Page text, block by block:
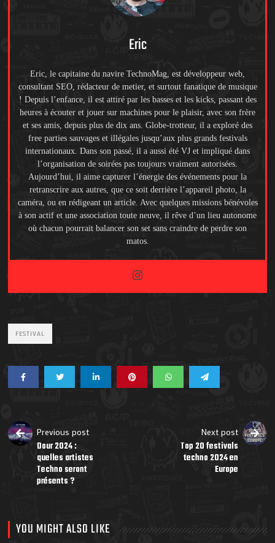
Eric
Eric, le capitaine du navire TechnoMag, est développeur web,
consultant SEO, rédacteur de metier, et surtout fanatique de musique
! Depuis l’enfance, il est attiré par les basses et les kicks, passant des
heures à écouter et jouer sur machines pour le plaisir, avec son frère
et ses amis, depuis plus de dix ans. Globe-trotteur, il a exploré des
free parties sauvages et illégales jusqu’aux plus grands festivals
internationaux. Dans son passé, il a aussi été VJ et impliqué dans
l’organisation de soirées pas toujours vraiment autorisées.
Aujourd’hui, il aime capturer l’énergie des événements pour la
retranscrire aux autres, que ce soit derrière l’appareil photo, la
caméra, ou en rédigeant un article. Avec quelques missions bénévoles
à son actif et une association toute neuve, il rêve d’un lieu autonome
où chacun pourrait balancer son set sans craindre de perdre son
matos.
FESTIVAL
Previous post
Dour 2024 :
quelles artistes
Techno seront
présents ?
Next post
Top 20 festivals
techno 2024 en
Europe
YOU MIGHT ALSO LIKE